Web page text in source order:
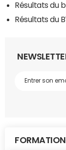
Résultats du
Résultats du